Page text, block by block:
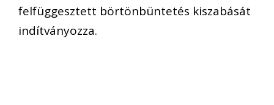
felfüggesztett börtönbüntetés kiszabását
indítványozza.